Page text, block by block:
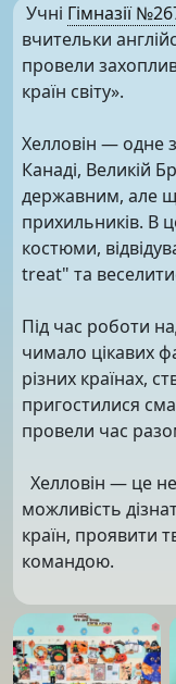
Учні Гімназії
вчительки
провели
країн світу».
Хелловін — одне
Канаді, Великій
державним, але
прихильників. В
костюми,
treat" та
Під час роботи
чимало цікавих
різних країнах,
пригостилися
провели час
Хелловін — це
можливість
країн, проявити
командою.